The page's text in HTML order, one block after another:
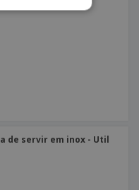
de servir em inox - Util